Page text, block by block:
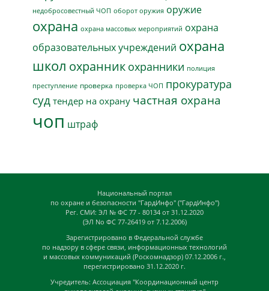
недобросовестный ЧОП оборот оружия оружие
охрана охрана массовых мероприятий охрана
образовательных учреждений охрана
школ охранник охранники полиция
преступление проверка проверка ЧОП прокуратура
суд тендер на охрану частная охрана
чоп штраф
Национальный портал
по охране и безопасности "ГардИнфо" ("ГардИнфо")
Рег. СМИ: ЭЛ № ФС 77 - 80134 от 31.12.2020
(ЭЛ No ФС 77-26419 от 7.12.2006)
Зарегистрировано в Федеральной службе
по надзору в сфере связи, информационных технологий
и массовых коммуникаций (Роскомнадзор) 07.12.2006 г.,
перегистрировано 31.12.2020 г.
Учредитель: Ассоциация "Координационный центр